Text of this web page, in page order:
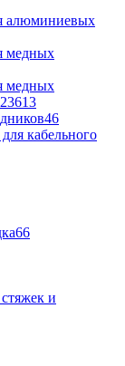
алюминиевых
медных
медных
13
46
кабельного
66
и